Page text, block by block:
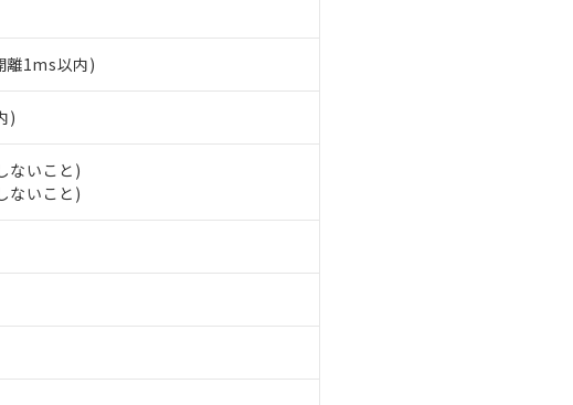
離1ms以内)
)
ないこと)
ないこと)